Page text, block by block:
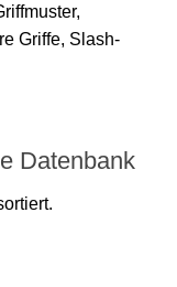
Griffe, Slash-
Datenbank